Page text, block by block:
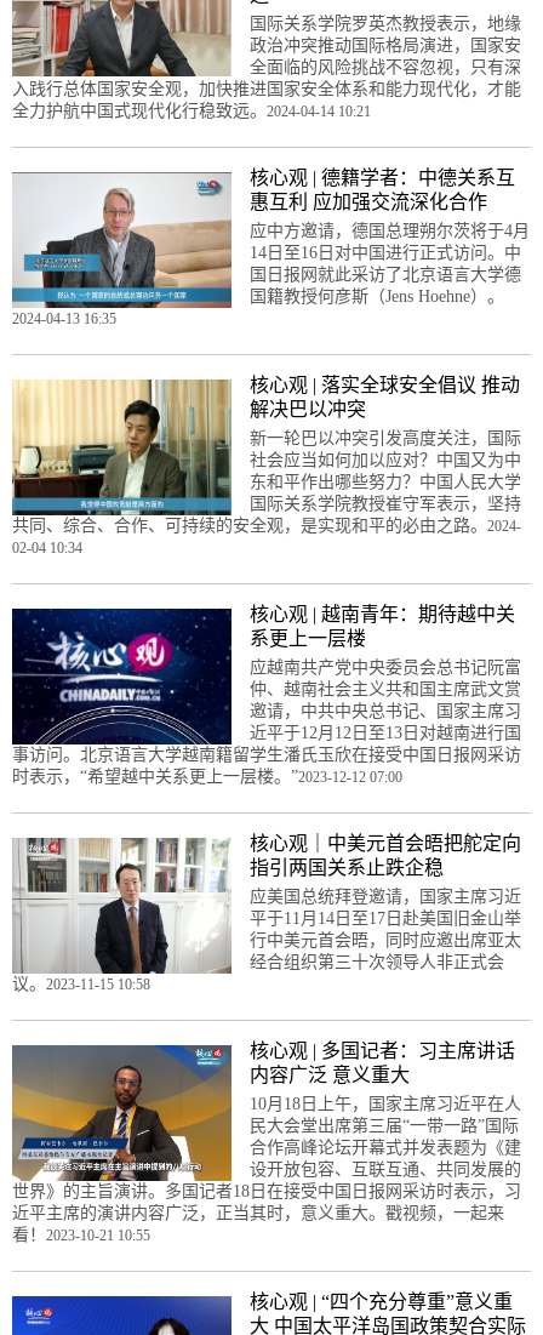
国际关系学院罗英杰教授表示，地缘
政治冲突推动国际格局演进，国家安
全面临的风险挑战不容忽视，只有深
入践行总体国家安全观，加快推进国家安全体系和能力现代化，才能
全力护航中国式现代化行稳致远。 2024-04-14 10:21
核心观 | 德籍学者：中德关系互
惠互利 应加强交流深化合作
应中方邀请，德国总理朔尔茨将于4月
14日至16日对中国进行正式访问。中
国日报网就此采访了北京语言大学德
国籍教授何彦斯（Jens Hoehne）。
2024-04-13 16:35
核心观 | 落实全球安全倡议 推动
解决巴以冲突
新一轮巴以冲突引发高度关注，国际
社会应当如何加以应对？中国又为中
东和平作出哪些努力？中国人民大学
国际关系学院教授崔守军表示，坚持
共同、综合、合作、可持续的安全观，是实现和平的必由之路。 2024-
02-04 10:34
核心观 | 越南青年：期待越中关
系更上一层楼
应越南共产党中央委员会总书记阮富
仲、越南社会主义共和国主席武文赏
邀请，中共中央总书记、国家主席习
近平于12月12日至13日对越南进行国
事访问。北京语言大学越南籍留学生潘氏玉欣在接受中国日报网采访
时表示，“希望越中关系更上一层楼。”2023-12-12 07:00
核心观｜中美元首会晤把舵定向
指引两国关系止跌企稳
应美国总统拜登邀请，国家主席习近
平于11月14日至17日赴美国旧金山举
行中美元首会晤，同时应邀出席亚太
经合组织第三十次领导人非正式会
议。 2023-11-15 10:58
核心观 | 多国记者：习主席讲话
内容广泛 意义重大
10月18日上午，国家主席习近平在人
民大会堂出席第三届“一带一路”国际
合作高峰论坛开幕式并发表题为《建
设开放包容、互联互通、共同发展的
世界》的主旨演讲。多国记者18日在接受中国日报网采访时表示，习
近平主席的演讲内容广泛，正当其时，意义重大。戳视频，一起来
看！ 2023-10-21 10:55
核心观 | “四个充分尊重”意义重
大 中国太平洋岛国政策契合实际